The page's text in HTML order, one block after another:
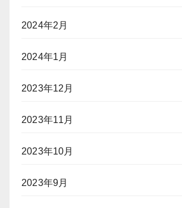
2024年2月
2024年1月
2023年12月
2023年11月
2023年10月
2023年9月